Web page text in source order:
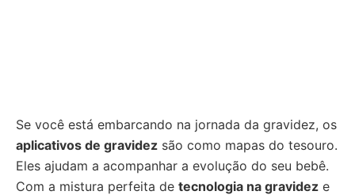
Se você está embarcando na jornada da gravidez, os
aplicativos de gravidez são como mapas do tesouro.
Eles ajudam a acompanhar a evolução do seu bebê.
Com a mistura perfeita de tecnologia na gravidez e